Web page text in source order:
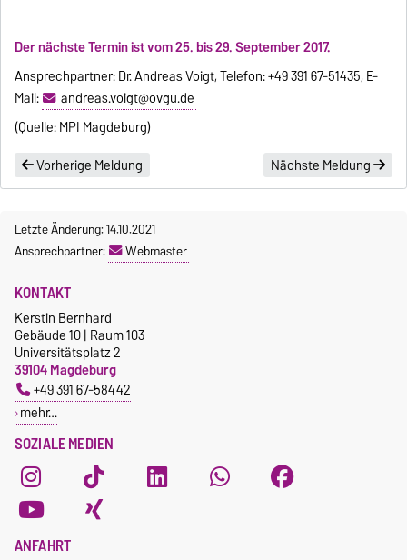
Der nächste Termin ist vom 25. bis 29. September 2017.
Ansprechpartner: Dr. Andreas Voigt, Telefon: +49 391 67-51435, E-
Mail:
andreas.voigt@ovgu.de
(Quelle: MPI Magdeburg)
Vorherige Meldung
Nächste Meldung
Letzte Änderung: 14.10.2021
Ansprechpartner:
Webmaster
SOZIALE MEDIEN
KONTAKT
Kerstin Bernhard
Gebäude 10 | Raum 103
Universitätsplatz 2
39104 Magdeburg
+49 391 67-58442
mehr…
ANFAHRT